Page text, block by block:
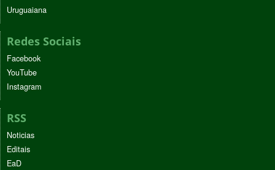
Uruguaiana
Redes Sociais
Facebook
YouTube
Instagram
RSS
Noticias
Editais
EaD